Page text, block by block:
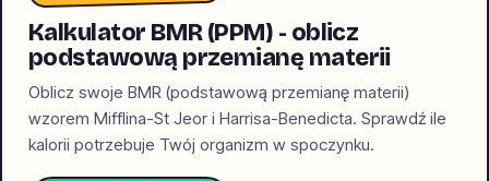
Kalkulator BMR (PPM) - oblicz
podstawową przemianę materii
Oblicz swoje BMR (podstawową przemianę materii)
wzorem Mifflina-St Jeor i Harrisa-Benedicta. Sprawdź ile
kalorii potrzebuje Twój organizm w spoczynku.